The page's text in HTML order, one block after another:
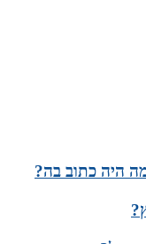
היה כתוב בה?